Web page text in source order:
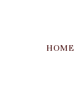
HOME